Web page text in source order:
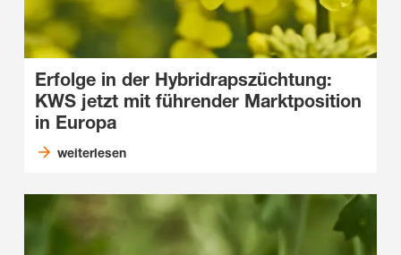
Erfolge in der Hybridrapszüchtung:
KWS jetzt mit führender Marktposition
in Europa
weiterlesen